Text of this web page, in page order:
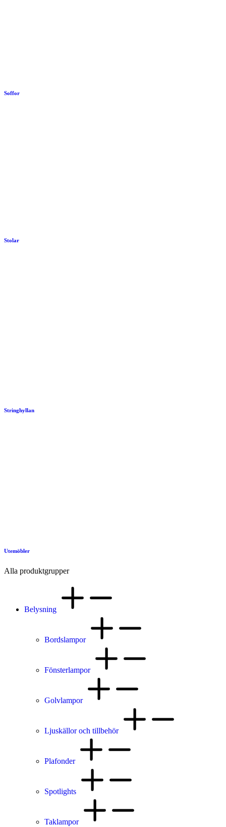
Soffor
Stolar
Stringhyllan
Utemöbler
Alla produktgrupper
Belysning
Bordslampor
Fönsterlampor
Golvlampor
Ljuskällor och tillbehör
Plafonder
Spotlights
Taklampor